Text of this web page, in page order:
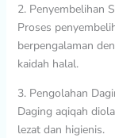
2. Penyembelihan
Proses
berpengalaman
kaidah halal.
3. Pengolahan
Daging aqiqah
lezat dan higienis.